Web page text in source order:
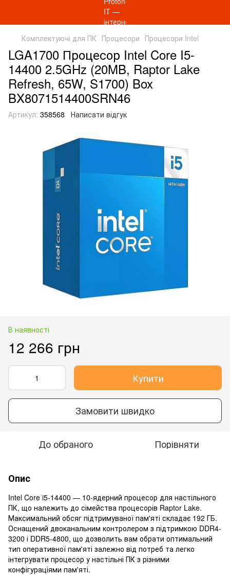
Комплектуючі для ПК Процесори Процесори Intel
LGA1700 Процесор Intel Core I5-
14400 2.5GHz (20MB, Raptor Lake
Refresh, 65W, S1700) Box
BX8071514400SRN46
Артикул: 358568 Написати відгук
В наявності
12 266 грн
Купити
Замовити швидко
До обраного Порівняти
Опис
Intel Core i5-14400 — 10-ядерний процесор для настільного
ПК, що належить до сімейства процесорів Raptor Lake.
Максимальний обсяг підтримуваної пам'яті складає 192 ГБ.
Оснащений двоканальним контролером з підтримкою DDR4-
3200 і DDR5-4800, що дозволить вам обрати оптимальний
тип оперативної пам'яті залежно від потреб та легко
інтегрувати процесор у настільні ПК з різними
конфігураціями пам'яті.